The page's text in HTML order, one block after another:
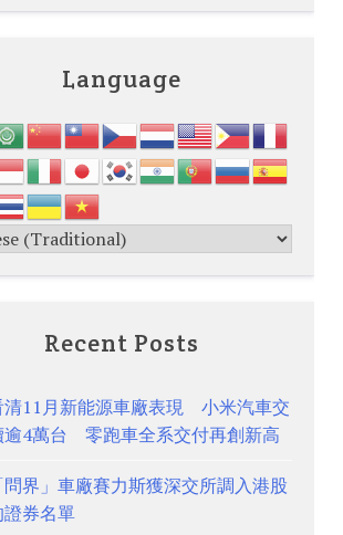
Language
Recent Posts
清11月新能源車廠表現 小米汽車交
逾4萬台 零跑車全系交付再創新高
界」車廠賽力斯獲深交所調入港股
券名單